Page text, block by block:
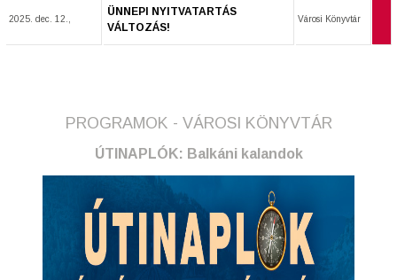
2025. dec. 12.,
ÜNNEPI NYITVATARTÁS
VÁLTOZÁS!
Városi Könyvtár
PROGRAMOK - VÁROSI KÖNYVTÁR
ÚTINAPLÓK: Balkáni kalandok